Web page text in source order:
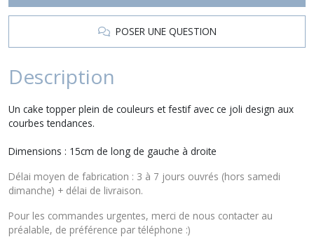
POSER UNE QUESTION
Description
Un cake topper plein de couleurs et festif avec ce joli design aux
courbes tendances.
Dimensions : 15cm de long de gauche à droite
Délai moyen de fabrication : 3 à 7 jours ouvrés (hors samedi
dimanche) + délai de livraison.
Pour les commandes urgentes, merci de nous contacter au
préalable, de préférence par téléphone :)